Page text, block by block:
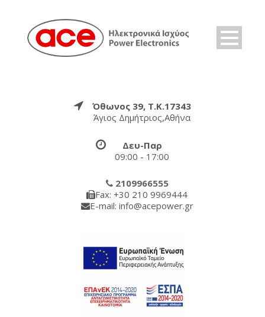
Όθωνος 39, Τ.Κ.17343
Άγιος Δημήτριος,Αθήνα
Δευ-Παρ
09:00 - 17:00
2109966555
Fax: +30 210 9969444
E-mail: info@acepower.gr